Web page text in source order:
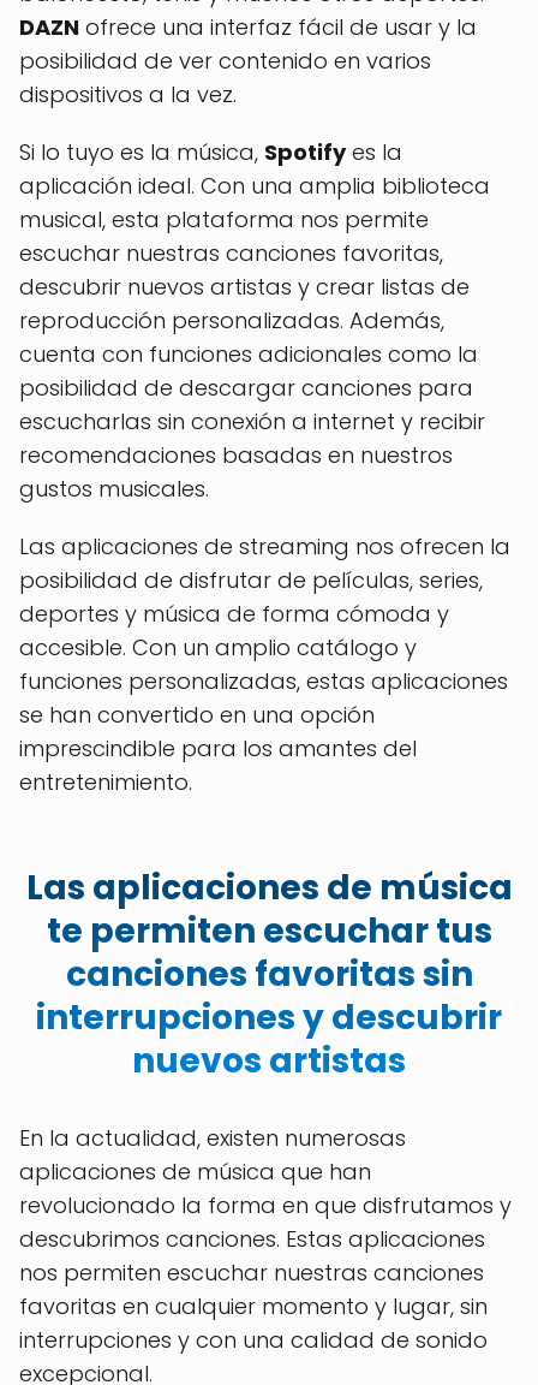
DAZN ofrece una interfaz fácil de usar y la
posibilidad de ver contenido en varios
dispositivos a la vez.
Si lo tuyo es la música, Spotifyes la
aplicación ideal. Con una amplia biblioteca
musical, esta plataforma nos permite
escuchar nuestras canciones favoritas,
descubrir nuevos artistas y crear listas de
reproducción personalizadas. Además,
cuenta con funciones adicionales como la
posibilidad de descargar canciones para
escucharlas sin conexión a internet y recibir
recomendaciones basadas en nuestros
gustos musicales.
Las aplicaciones de streaming nos ofrecen la
posibilidad de disfrutar de películas, series,
deportes y música de forma cómoda y
accesible. Con un amplio catálogo y
funciones personalizadas, estas aplicaciones
se han convertido en una opción
imprescindible para los amantes del
entretenimiento.
Las aplicaciones de música
te permiten escuchar tus
canciones favoritas sin
interrupciones y descubrir
nuevos artistas
En la actualidad, existen numerosas
aplicaciones de música que han
revolucionado la forma en que disfrutamos y
descubrimos canciones. Estas aplicaciones
nos permiten escuchar nuestras canciones
favoritas en cualquier momento y lugar, sin
interrupciones y con una calidad de sonido
excepcional.